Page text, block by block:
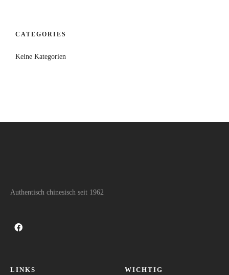
CATEGORIES
Keine Kategorien
Authentisch chinesisch seit 1962
LINKS WICHTIG